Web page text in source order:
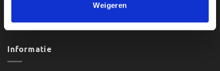
Weigeren
Contact
Informatie